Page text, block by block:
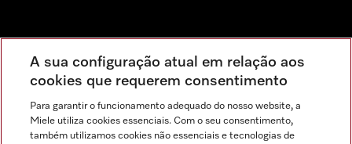
A sua configuração atual em relação aos
cookies que requerem consentimento
Para garantir o funcionamento adequado do nosso website, a
Miele utiliza cookies essenciais. Com o seu consentimento,
também utilizamos cookies não essenciais e tecnologias de